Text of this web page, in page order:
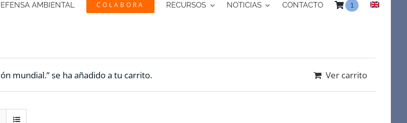
AMBIENTAL COLABORA RECURSOS NOTICIAS CONTACTO 1
mundial.” se ha añadido a tu carrito. Ver carrito